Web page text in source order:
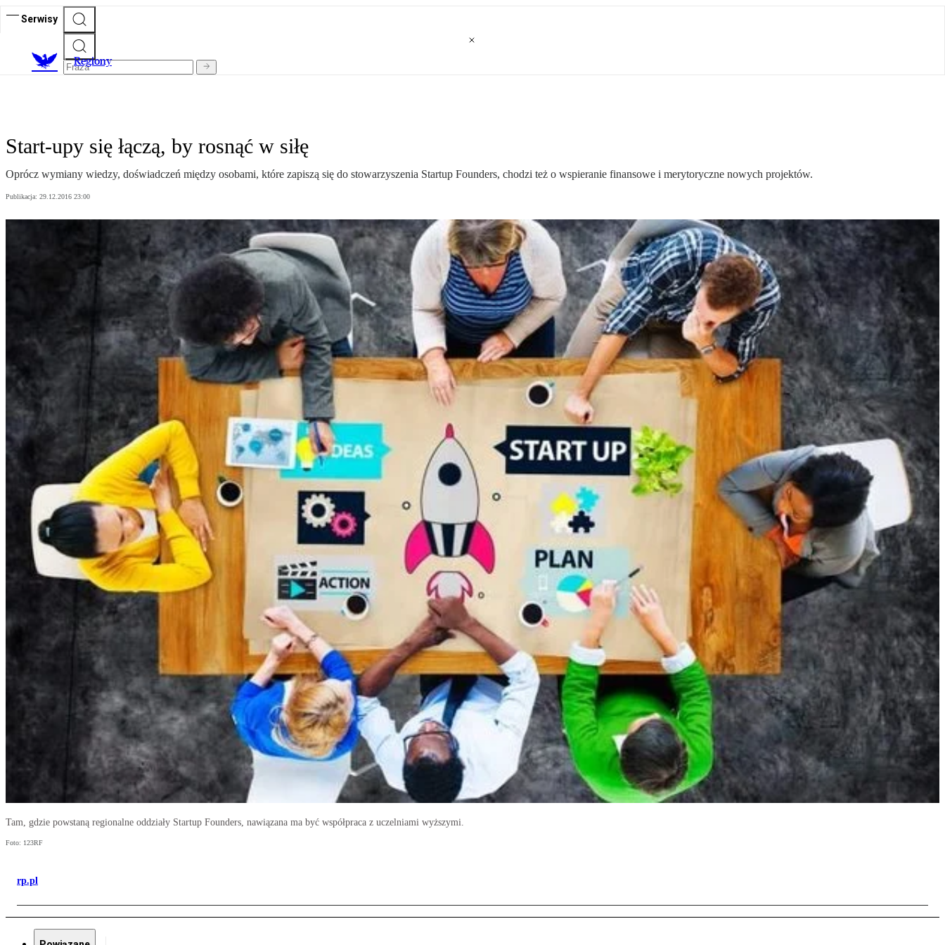
Serwisy
Regiony
Start-upy się łączą, by rosnąć w siłę
Oprócz wymiany wiedzy, doświadczeń między osobami, które zapiszą się do stowarzyszenia Startup Founders, chodzi też o wspieranie finansowe i merytoryczne nowych projektów.
Publikacja: 29.12.2016 23:00
Tam, gdzie powstaną regionalne oddziały Startup Founders, nawiązana ma być współpraca z uczelniami wyższymi.
Foto: 123RF
rp.pl